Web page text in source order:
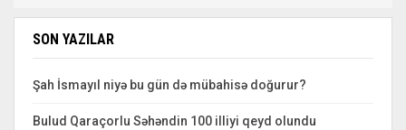
SON YAZILAR
Şah İsmayıl niyə bu gün də mübahisə doğurur?
Bulud Qaraçorlu Səhəndin 100 illiyi qeyd olundu